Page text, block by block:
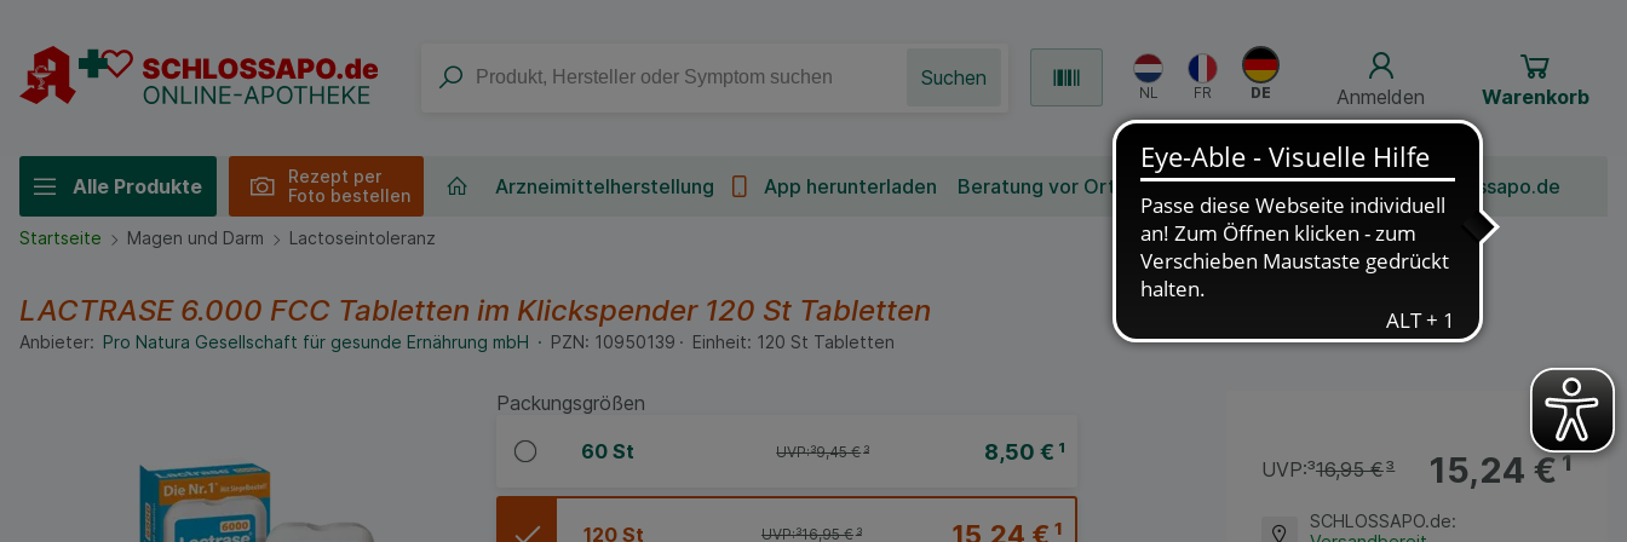
Anmelden Warenkorb
Suchen
Alle Produkte
Rezept per
Foto bestellen
Arzneimittelherstellung App herunterladen Beratung vor Ort Bonusprogramm Jobs Über Schlossapo.de
Startseite Magen und Darm Lactoseintoleranz
LACTRASE 6.000 FCC Tabletten im Klickspender 120 St Tabletten
Anbieter: Pro Natura Gesellschaft für gesunde Ernährung mbH PZN: 10950139 Einheit: 120 St Tabletten
Packungsgrößen
60 St 8,50 € ¹
UVP:³9,45 €³
120 St 15,24 €¹
UVP:³16,95 €³
15,24 €¹
UVP:³16,95 €³
SCHLOSSAPO.de: